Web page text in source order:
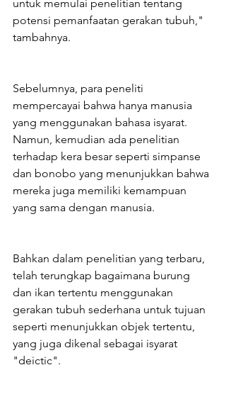
untuk memulai penelitian tentang
potensi pemanfaatan gerakan tubuh,"
tambahnya.
Sebelumnya, para peneliti
mempercayai bahwa hanya manusia
yang menggunakan bahasa isyarat.
Namun, kemudian ada penelitian
terhadap kera besar seperti simpanse
dan bonobo yang menunjukkan bahwa
mereka juga memiliki kemampuan
yang sama dengan manusia.
Bahkan dalam penelitian yang terbaru,
telah terungkap bagaimana burung
dan ikan tertentu menggunakan
gerakan tubuh sederhana untuk tujuan
seperti menunjukkan objek tertentu,
yang juga dikenal sebagai isyarat
"deictic".